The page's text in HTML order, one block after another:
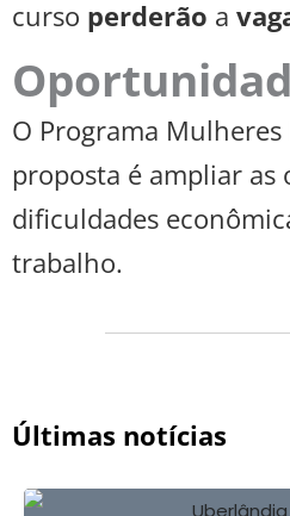
curso perderão a
O Programa
proposta é ampliar
dificuldades
trabalho.
Últimas notícias